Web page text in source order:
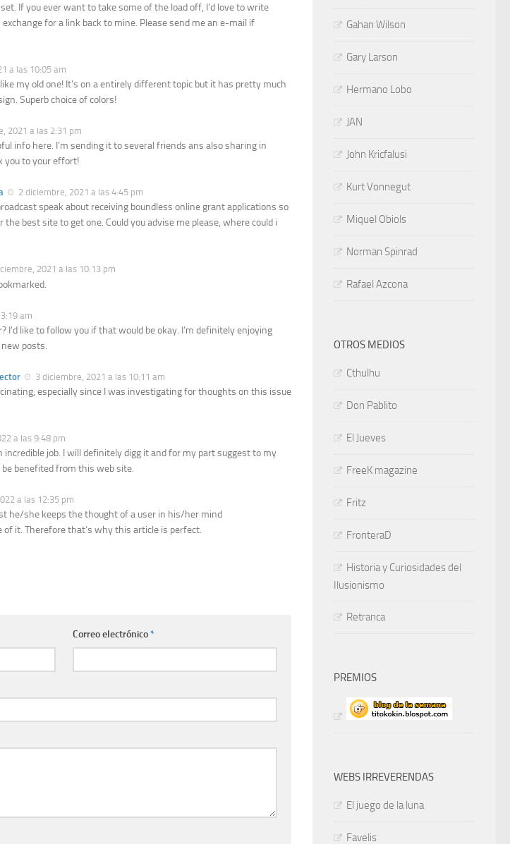
If you ever want to take some of the load off, I’d love to write
for a link back to mine. Please send me an e-mail if
a las 10:05 am
my old one! It’s on a entirely different topic but it has pretty much
Superb choice of colors!
2021 a las 2:31 pm
info here. I’m sending it to several friends ans also sharing in
you to your effort!
2 diciembre, 2021 a las 4:45 pm
speak about receiving boundless online grant applications so
the best site to get one. Could you advise me please, where could i
2021 a las 10:13 pm
am
I’d like to follow you if that would be okay. I’m definitely enjoying
posts.
3 diciembre, 2021 a las 10:11 am
especially since I was investigating for thoughts on this issue
a las 9:48 pm
incredible job. I will definitely digg it and for my part suggest to my
benefited from this web site.
a las 12:35 pm
he/she keeps the thought of a user in his/her mind
it. Therefore that’s why this article is perfect.
Correo electrónico*
Gahan Wilson
Gary Larson
Hermano Lobo
JAN
John Kricfalusi
Kurt Vonnegut
Miquel Obiols
Norman Spinrad
Rafael Azcona
OTROS MEDIOS
Cthulhu
Don Pablito
El Jueves
FreeK magazine
Fritz
FronteraD
Historia y Curiosidades del
Ilusionismo
Retranca
PREMIOS
WEBS IRREVERENDAS
El juego de la luna
Favelis